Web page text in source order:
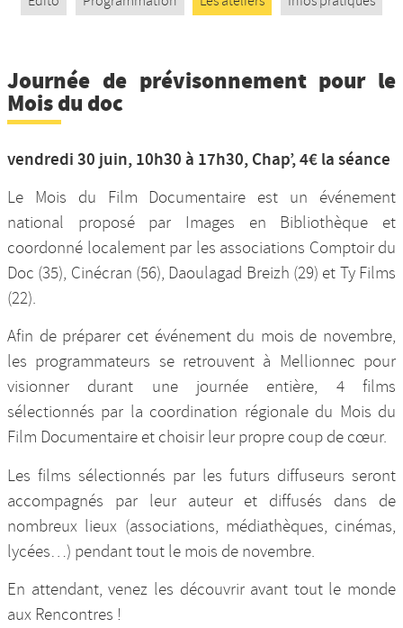
Nos productions et +
Journée de prévisonnement pour le
Mois du doc
vendredi 30 juin, 10h30 à 17h30, Chap’, 4€ la séance
Le Mois du Film Documentaire est un événement
national proposé par Images en Bibliothèque et
coordonné localement par les associations Comptoir du
Doc (35), Cinécran (56), Daoulagad Breizh (29) et Ty Films
(22).
Afin de préparer cet événement du mois de novembre,
les programmateurs se retrouvent à Mellionnec pour
visionner durant une journée entière, 4 films
sélectionnés par la coordination régionale du Mois du
Film Documentaire et choisir leur propre coup de cœur.
Les films sélectionnés par les futurs diffuseurs seront
accompagnés par leur auteur et diffusés dans de
nombreux lieux (associations, médiathèques, cinémas,
lycées…) pendant tout le mois de novembre.
En attendant, venez les découvrir avant tout le monde
aux Rencontres !